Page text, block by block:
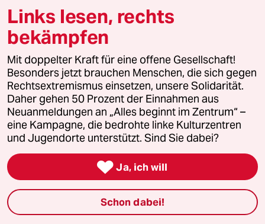
Mehr taz Angebote
Reisen
Kantine
Shop
Anzeigen
Links lesen, rechts
bekämpfen
Mit doppelter Kraft für eine offene Gesellschaft!
Besonders jetzt brauchen Menschen, die sich gegen
Rechtsextremismus einsetzen, unsere Solidarität.
Daher gehen 50 Prozent der Einnahmen aus
Neuanmeldungen an „Alles beginnt im Zentrum“ –
eine Kampagne, die bedrohte linke Kulturzentren
und Jugendorte unterstützt. Sind Sie dabei?
 Ja, ich will
Schon dabei!